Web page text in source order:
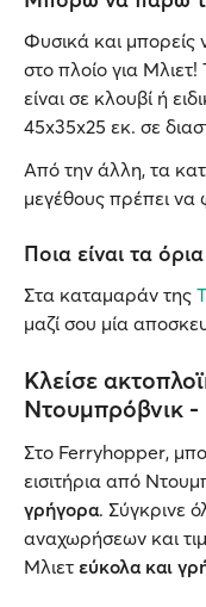
Φυσικά και μπορείς
στο πλοίο για
είναι σε κλουβί ή
45x35x25 εκ. σε
Από την άλλη, τα
μεγέθους πρέπει να
Ποια είναι τα
Στα καταμαράν της
μαζί σου μία
Κλείσε
Ντουμπρόβνικ
Στο Ferryhopper,
εισιτήρια από
γρήγορα. Σύγκρινε
αναχωρήσεων και
Μλιετ εύκολα και